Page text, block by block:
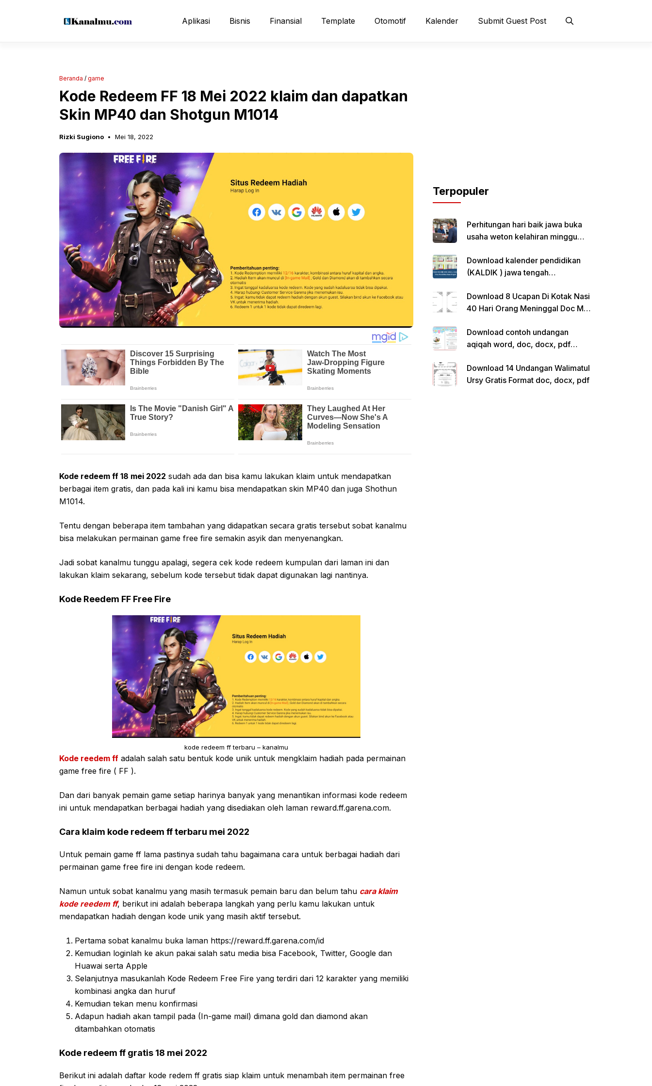
Aplikasi Bisnis Finansial Template Otomotif Kalender Submit Guest Post
Beranda / game
Kode Redeem FF 18 Mei 2022 klaim dan dapatkan
Skin MP40 dan Shotgun M1014
Rizki Sugiono Mei 18, 2022
Kode redeem ff 18 mei 2022 sudah ada dan bisa kamu lakukan klaim untuk mendapatkan
berbagai item gratis, dan pada kali ini kamu bisa mendapatkan skin MP40 dan juga Shothun
M1014.
Tentu dengan beberapa item tambahan yang didapatkan secara gratis tersebut sobat kanalmu
bisa melakukan permainan game free fire semakin asyik dan menyenangkan.
Jadi sobat kanalmu tunggu apalagi, segera cek kode redeem kumpulan dari laman ini dan
lakukan klaim sekarang, sebelum kode tersebut tidak dapat digunakan lagi nantinya.
Kode Reedem FF Free Fire
kode redeem ff terbaru – kanalmu
Kode reedem ff adalah salah satu bentuk kode unik untuk mengklaim hadiah pada permainan
game free fire ( FF ).
Dan dari banyak pemain game setiap harinya banyak yang menantikan informasi kode redeem
ini untuk mendapatkan berbagai hadiah yang disediakan oleh laman reward.ff.garena.com.
Cara klaim kode redeem ff terbaru mei 2022
Untuk pemain game ff lama pastinya sudah tahu bagaimana cara untuk berbagai hadiah dari
permainan game free fire ini dengan kode redeem.
Namun untuk sobat kanalmu yang masih termasuk pemain baru dan belum tahu cara klaim
kode reedem ff, berikut ini adalah beberapa langkah yang perlu kamu lakukan untuk
mendapatkan hadiah dengan kode unik yang masih aktif tersebut.
Pertama sobat kanalmu buka laman https://reward.ff.garena.com/id
Kemudian loginlah ke akun pakai salah satu media bisa Facebook, Twitter, Google dan
Huawai serta Apple
Selanjutnya masukanlah Kode Redeem Free Fire yang terdiri dari 12 karakter yang memiliki
kombinasi angka dan huruf
Kemudian tekan menu konfirmasi
Adapun hadiah akan tampil pada (In-game mail) dimana gold dan diamond akan
ditambahkan otomatis
Kode redeem ff gratis 18 mei 2022
Berikut ini adalah daftar kode redem ff gratis siap klaim untuk menambah item permainan free
Terpopuler
Perhitungan hari baik jawa buka
usaha weton kelahiran minggu
Download kalender pendidikan
(KALDIK ) jawa tengah
Download 8 Ucapan Di Kotak Nasi
40 Hari Orang Meninggal Doc Ms.
Download contoh undangan
aqiqah word, doc, docx, pdf
Download 14 Undangan Walimatul
Ursy Gratis Format doc, docx, pdf